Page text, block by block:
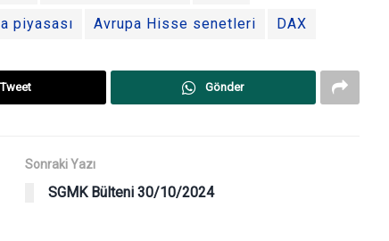
piyasası Avrupa Hisse senetleri DAX
Tweet Gönder
Sonraki Yazı
SGMK Bülteni 30/10/2024